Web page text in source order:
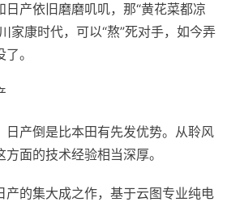
日产依旧磨磨叽叽，那“黄花菜都凉
家康时代，可以“熬”死对手，如今弄
。
日产倒是比本田有先发优势。从聆风
面的技术经验相当深厚。
产的集大成之作，基于云图专业纯电